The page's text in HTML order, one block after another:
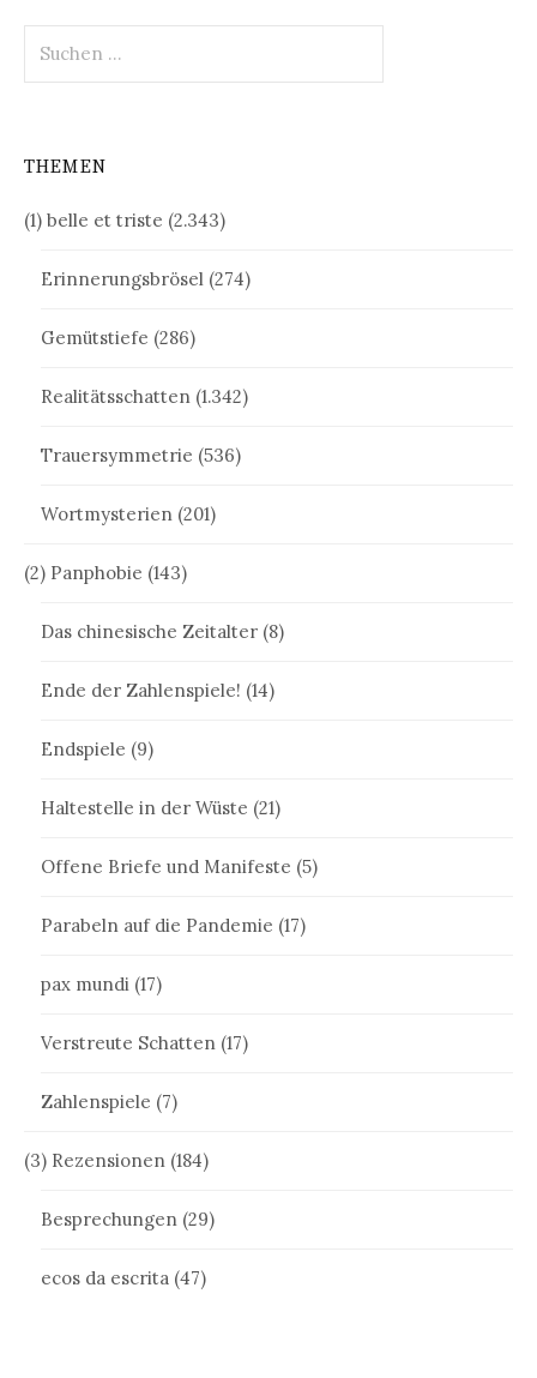
nach:
THEMEN
(1) belle et triste (2.343)
Erinnerungsbrösel (274)
Gemütstiefe (286)
Realitätsschatten (1.342)
Trauersymmetrie (536)
Wortmysterien (201)
(2) Panphobie (143)
Das chinesische Zeitalter (8)
Ende der Zahlenspiele! (14)
Endspiele (9)
Haltestelle in der Wüste (21)
Offene Briefe und Manifeste (5)
Parabeln auf die Pandemie (17)
pax mundi (17)
Verstreute Schatten (17)
Zahlenspiele (7)
(3) Rezensionen (184)
Besprechungen (29)
ecos da escrita (47)